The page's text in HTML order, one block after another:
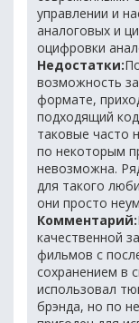
управлении и
аналоговых и
оцифровки
Недостатки:
возможность
формате,
подходящий
таковые часто
по некоторым
невозможна.
для такого
они просто
Комментарий:
качественной
фильмов с
сохранением в
использовал
брэнда, но по